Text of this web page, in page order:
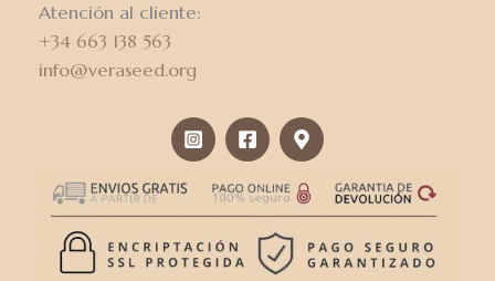
Atención al cliente:
+34 663 138 563
info@veraseed.org